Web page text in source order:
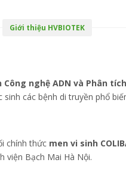
Giới thiệu HVBIOTEK
Công nghệ ADN và Phân
các bệnh di truyền phổ
chính thức men vi sinh
viện Bạch Mai Hà Nội.